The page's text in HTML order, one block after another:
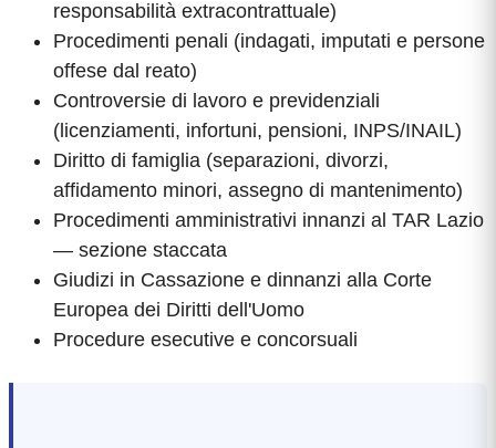
responsabilità extracontrattuale)
Procedimenti penali (indagati, imputati e persone
offese dal reato)
Controversie di lavoro e previdenziali
(licenziamenti, infortuni, pensioni, INPS/INAIL)
Diritto di famiglia (separazioni, divorzi,
affidamento minori, assegno di mantenimento)
Procedimenti amministrativi innanzi al TAR Lazio
— sezione staccata
Giudizi in Cassazione e dinnanzi alla Corte
Europea dei Diritti dell'Uomo
Procedure esecutive e concorsuali